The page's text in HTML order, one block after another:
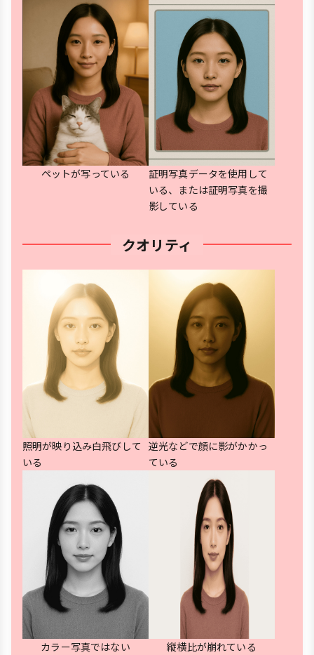
ペットが写っている
証明写真データを使用して
いる、または証明写真を撮
影している
クオリティ
照明が映り込み白飛びして
いる
逆光などで顔に影がかかっ
ている
カラー写真ではない 縦横比が崩れている